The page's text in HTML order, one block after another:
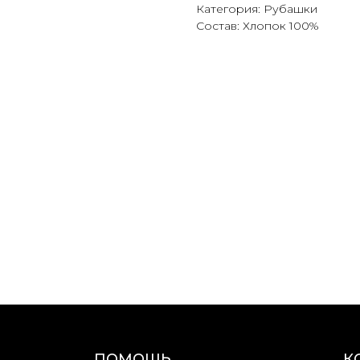
Категория: Рубашки
Состав: Хлопок 100%